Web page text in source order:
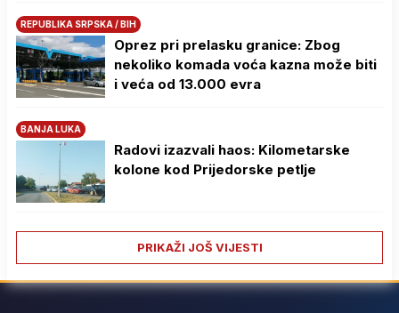
REPUBLIKA SRPSKA / BIH
Oprez pri prelasku granice: Zbog
nekoliko komada voća kazna može biti
i veća od 13.000 evra
BANJA LUKA
Radovi izazvali haos: Kilometarske
kolone kod Prijedorske petlje
PRIKAŽI JOŠ VIJESTI